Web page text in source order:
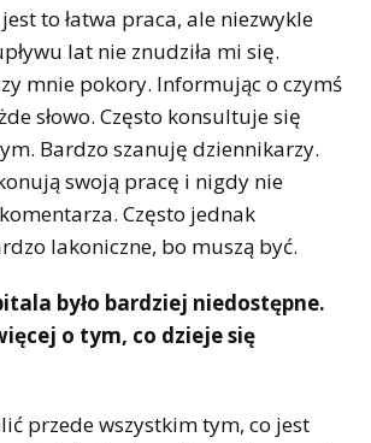
to łatwa praca, ale niezwykle
lat nie znudziła mi się.
mnie pokory. Informując o czymś
słowo. Często konsultuje się
Bardzo szanuję dziennikarzy.
swoją pracę i nigdy nie
Często jednak
lakoniczne, bo muszą być.
było bardziej niedostępne.
o tym, co dzieje się
przede wszystkim tym, co jest